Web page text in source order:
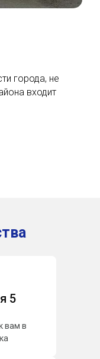
города, не
входит
5
вам в